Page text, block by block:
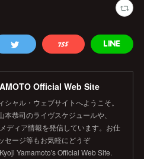
Official Web Site
シャル・ウェブサイトへようこそ。
本恭司のライヴスケジュールや、
ディア情報を発信しています。お仕
セージ等もお気軽にどうぞ
Yamamoto's Official Web Site.